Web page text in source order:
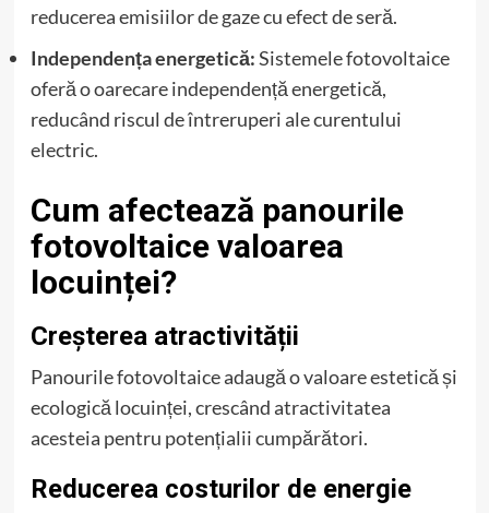
reducerea emisiilor de gaze cu efect de seră.
Independența energetică:Sistemele fotovoltaice
oferă o oarecare independență energetică,
reducând riscul de întreruperi ale curentului
electric.
Cum afectează panourile
fotovoltaice valoarea
locuinței?
Creșterea atractivității
Panourile fotovoltaice adaugă o valoare estetică și
ecologică locuinței, crescând atractivitatea
acesteia pentru potențialii cumpărători.
Reducerea costurilor de energie